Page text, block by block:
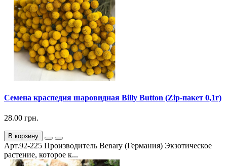
Семена краспедия шаровидная Billy Button (Zip-пакет 0,1г)
28.00 грн.
В корзину
Арт.92-225 Производитель Benary (Германия) Экзотическое
растение, которое к...